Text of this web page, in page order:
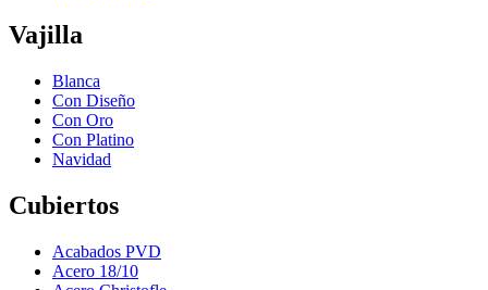
Vajilla
Blanca
Con Diseño
Con Oro
Con Platino
Navidad
Cubiertos
Acabados PVD
Acero 18/10